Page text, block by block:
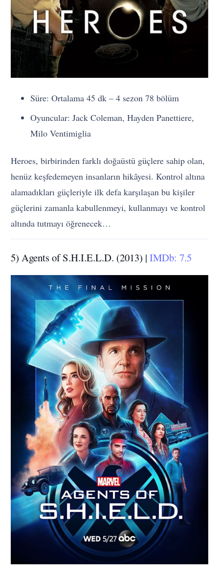
Süre: Ortalama 45 dk – 4 sezon 78 bölüm
Oyuncular: Jack Coleman, Hayden Panettiere,
Milo Ventimiglia
Heroes, birbirinden farklı doğaüstü güçlere sahip olan,
henüz keşfedemeyen insanların hikâyesi. Kontrol altına
alamadıkları güçleriyle ilk defa karşılaşan bu kişiler
güçlerini zamanla kabullenmeyi, kullanmayı ve kontrol
altında tutmayı öğrenecek…
5) Agents of S.H.I.E.L.D. (2013) |IMDb: 7.5